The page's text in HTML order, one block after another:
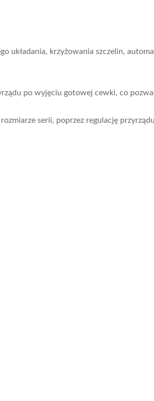
układania, krzyżowania szczelin,
po wyjęciu gotowej cewki, co
serii, poprzez regulację